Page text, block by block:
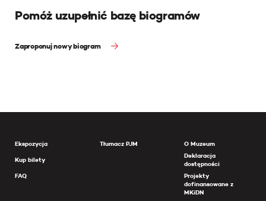
Pomóż uzupełnić bazę biogramów
Zaproponuj nowy biogram
Ekspozycja
Kup bilety
FAQ
Tłumacz PJM
O Muzeum
Deklaracja
dostępności
Projekty
dofinansowane z
MKiDN